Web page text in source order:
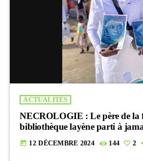
ACTUALITES
NECROLOGIE : Le père de la
bibliothèque layène parti à
today 12 DÉCEMBRE 2024 144 2